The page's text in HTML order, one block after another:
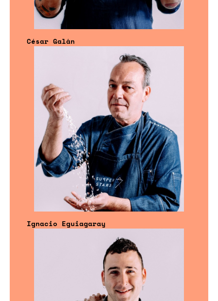
César Galán
Ignacio Eguiagaray